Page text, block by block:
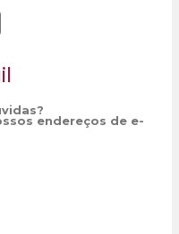
endereços de e-